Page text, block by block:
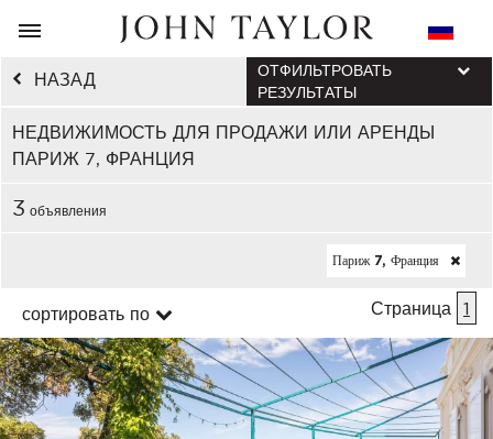
НАЗАД
НЕДВИЖИМОСТЬ ДЛЯ ПРОДАЖИ ИЛИ АРЕНДЫ
ПАРИЖ 7, ФРАНЦИЯ
ОТФИЛЬТРОВАТЬ
РЕЗУЛЬТАТЫ
3 объявления
Париж 7, Франция
сортировать по Страница 1